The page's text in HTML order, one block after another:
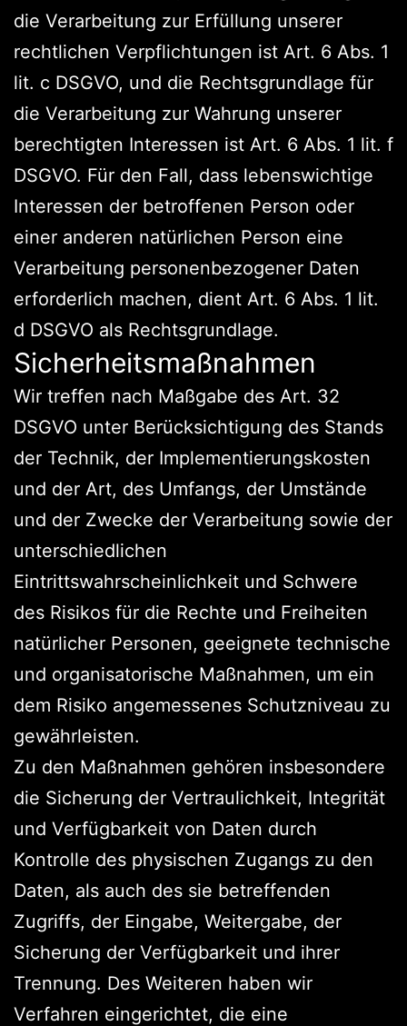
die Verarbeitung zur Erfüllung unserer
rechtlichen Verpflichtungen ist Art. 6 Abs. 1
lit. c DSGVO, und die Rechtsgrundlage für
die Verarbeitung zur Wahrung unserer
berechtigten Interessen ist Art. 6 Abs. 1 lit. f
DSGVO. Für den Fall, dass lebenswichtige
Interessen der betroffenen Person oder
einer anderen natürlichen Person eine
Verarbeitung personenbezogener Daten
erforderlich machen, dient Art. 6 Abs. 1 lit.
d DSGVO als Rechtsgrundlage.
Sicherheitsmaßnahmen
Wir treffen nach Maßgabe des Art. 32
DSGVO unter Berücksichtigung des Stands
der Technik, der Implementierungskosten
und der Art, des Umfangs, der Umstände
und der Zwecke der Verarbeitung sowie der
unterschiedlichen
Eintrittswahrscheinlichkeit und Schwere
des Risikos für die Rechte und Freiheiten
natürlicher Personen, geeignete technische
und organisatorische Maßnahmen, um ein
dem Risiko angemessenes Schutzniveau zu
gewährleisten.
Zu den Maßnahmen gehören insbesondere
die Sicherung der Vertraulichkeit, Integrität
und Verfügbarkeit von Daten durch
Kontrolle des physischen Zugangs zu den
Daten, als auch des sie betreffenden
Zugriffs, der Eingabe, Weitergabe, der
Sicherung der Verfügbarkeit und ihrer
Trennung. Des Weiteren haben wir
Verfahren eingerichtet, die eine